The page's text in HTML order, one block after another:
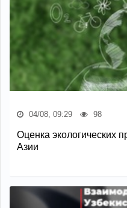
04/08, 09:29 98
Оценка экологических
Азии